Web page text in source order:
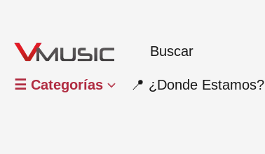
☰ Categorías 📍 ¿Donde Estamos?